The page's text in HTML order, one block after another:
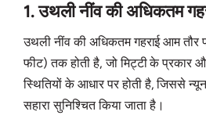
1. उथली नींव की अधिकतम
उथली नींव की अधिकतम गहराई आम तौर
फीट) तक होती है, जो मिट्टी के प्रकार
स्थितियों के आधार पर होती है, जिससे
सहारा सुनिश्चित किया जाता है।